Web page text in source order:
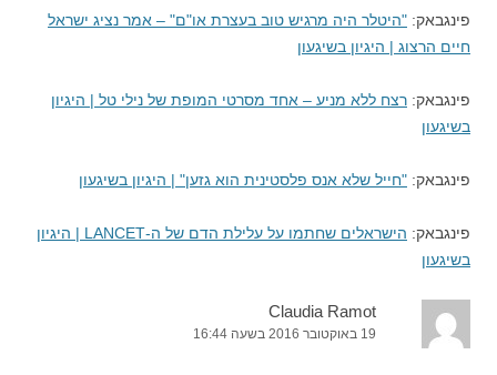
פינגבאק: "היטלר היה מרגיש טוב בעצרת או"ם" – אמר נציג ישראל
חיים הרצוג | היגיון בשיגעון
פינגבאק: רצח ללא מניע – אחד מסרטי המופת של נילי טל | היגיון
בשיגעון
פינגבאק: "חייל שלא אנס פלסטינית הוא גזען" | היגיון בשיגעון
פינגבאק:
הישראלים שחתמו על עלילת הדם של ה-LANCET | היגיון
בשיגעון
Claudia Ramot
19 באוקטובר 2016 בשעה 16:44